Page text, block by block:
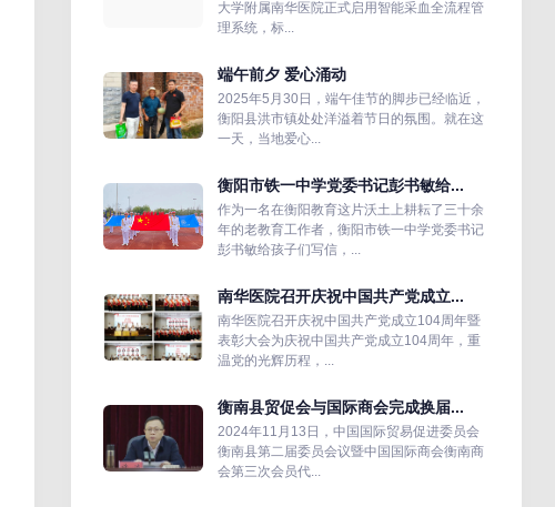
大学附属南华医院正式启用智能采血全流程管
理系统，标...
端午前夕 爱心涌动
2025年5月30日，端午佳节的脚步已经临近，
衡阳县洪市镇处处洋溢着节日的氛围。就在这
一天，当地爱心...
衡阳市铁一中学党委书记彭书敏给...
作为一名在衡阳教育这片沃土上耕耘了三十余
年的老教育工作者，衡阳市铁一中学党委书记
彭书敏给孩子们写信，...
南华医院召开庆祝中国共产党成立...
南华医院召开庆祝中国共产党成立104周年暨
表彰大会为庆祝中国共产党成立104周年，重
温党的光辉历程，...
衡南县贸促会与国际商会完成换届...
2024年11月13日，中国国际贸易促进委员会
衡南县第二届委员会议暨中国国际商会衡南商
会第三次会员代...